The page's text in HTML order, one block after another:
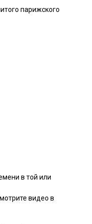
парижского
в той или
видео в